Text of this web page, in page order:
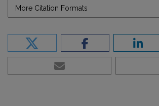
More Citation Formats